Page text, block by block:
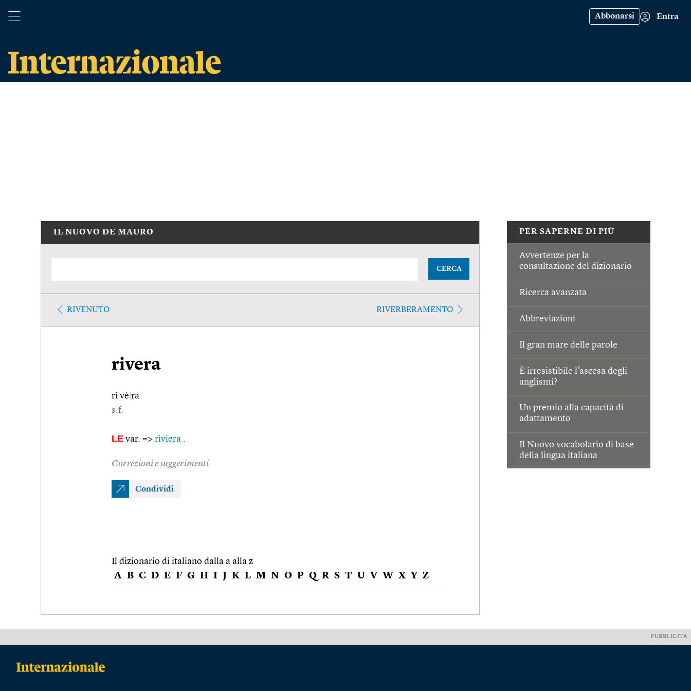
Abbonarsi Entra
PER SAPERNE DI PIÙ
Avvertenze per la
consultazione del dizionario
Ricerca avanzata
Abbreviazioni
Il gran mare delle parole
È irresistibile l’ascesa degli
anglismi?
Un premio alla capacità di
adattamento
Il Nuovo vocabolario di base
della lingua italiana
IL NUOVO DE MAURO
CERCA
RIVENUTO RIVERBERAMENTO
rivera
ri vè ra
s.f.
LE var. => riviera .
Correzioni e suggerimenti
Condividi
Il dizionario di italiano dalla a alla z
A B C D E F G H I J K L M N O P Q R S T U V W X Y Z
PUBBLICITÀ